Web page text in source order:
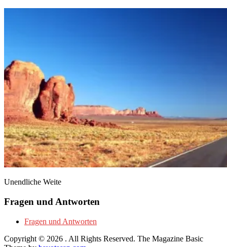
Unendliche Weite
Fragen und Antworten
Fragen und Antworten
Copyright © 2026 . All Rights Reserved. The Magazine Basic